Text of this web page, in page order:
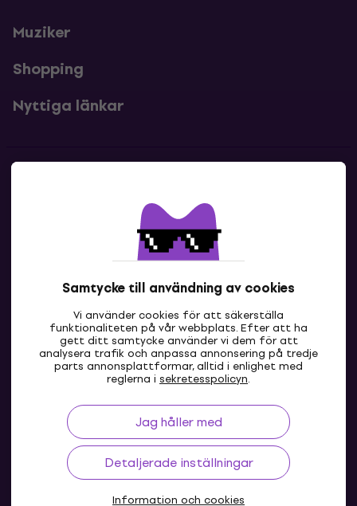
Samtycke till användning av cookies
Vi använder cookies för att säkerställa
funktionaliteten på vår webbplats. Efter att ha
gett ditt samtycke använder vi dem för att
analysera trafik och anpassa annonsering på tredje
parts annonsplattformar, alltid i enlighet med
reglerna i sekretesspolicyn.
Jag håller med
Detaljerade inställningar
Information och cookies
Muziker
Shopping
Nyttiga länkar
Kontakta oss
SE